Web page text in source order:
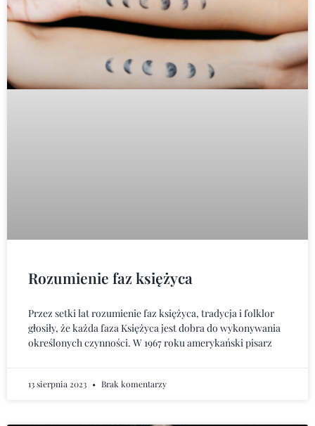
Rozumienie faz księżyca
Przez setki lat rozumienie faz księżyca, tradycja i folklor
głosiły, że każda faza Księżyca jest dobra do wykonywania
określonych czynności. W 1967 roku amerykański pisarz
13 sierpnia 2023 Brak komentarzy